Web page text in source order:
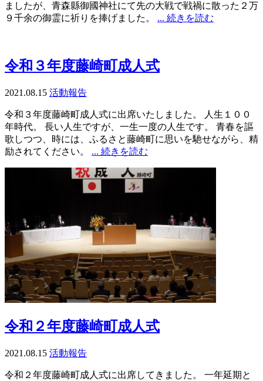
ましたが、青森縣御國神社にて先の大戦で戦禍に散った２万
９千余の御霊に祈りを捧げました。 ... 続きを読む
令和３年度藤崎町成人式
2021.08.15 活動報告
令和３年度藤崎町成人式に出席いたしました。 人生１００
年時代。 長い人生ですが、一生一度の人生です。 青春を謳
歌しつつ、時には、ふるさと藤崎町に思いを馳せながら、精
励されてください。 ... 続きを読む
令和２年度藤崎町成人式
2021.08.15 活動報告
令和２年度藤崎町成人式に出席してきました。 一年延期と